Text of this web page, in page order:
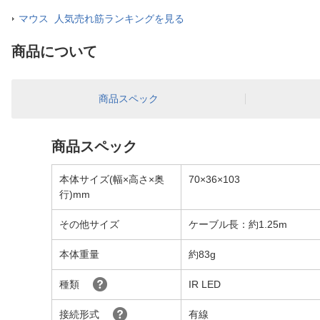
マウス 人気売れ筋ランキングを見る
商品について
商品スペック
商品スペック
本体サイズ(幅×高さ×奥
行)mm
70×36×103
その他サイズ ケーブル長：約1.25m
本体重量 約83g
種類 IR LED
接続形式 有線